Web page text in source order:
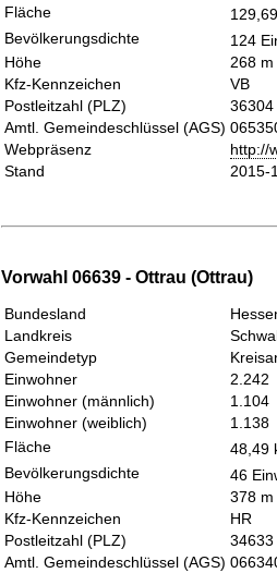
Fläche
Bevölkerungsdichte
124
Höhe
268 m
Kfz-Kennzeichen
VB
Postleitzahl (PLZ)
36304
Amtl. Gemeindeschlüssel (AGS)
Webpräsenz
http://
Stand
2015-
Vorwahl 06639 - Ottrau (Ottrau)
Bundesland
Landkreis
Gemeindetyp
Einwohner
2.242
Einwohner (männlich)
1.104
Einwohner (weiblich)
1.138
Fläche
48,49
Bevölkerungsdichte
46
Höhe
378 m
Kfz-Kennzeichen
HR
Postleitzahl (PLZ)
34633
Amtl. Gemeindeschlüssel (AGS)